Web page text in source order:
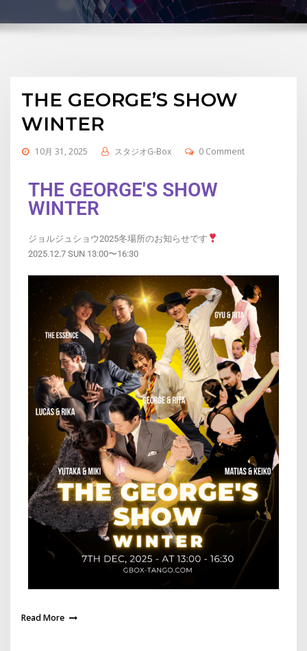
THE GEORGE’S SHOW
WINTER
10月 31, 2025 スタジオG-Box 0 Comment
THE GEORGE'S SHOW
WINTER
ジョルジュショウ2025冬場所のお知らせです
2025.12.7 SUN 13:00〜16:30
Read More